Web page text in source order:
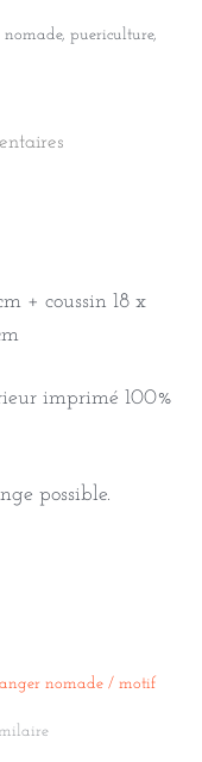
nomade, puericulture,
+ coussin 18 x
imprimé 100%
possible.
nomade / motif